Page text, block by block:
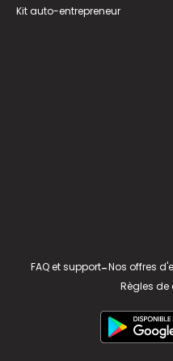
Kit auto-entrepreneur
FAQ et support-Nos offres
Règles